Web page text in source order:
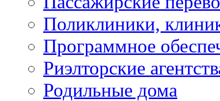
Поликлиники,
Программное
Риэлторские
Родильные дома